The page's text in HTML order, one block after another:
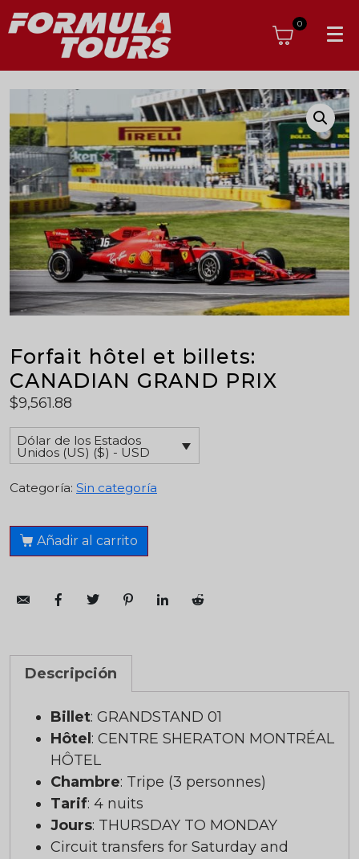
0
Forfait hôtel et billets:
CANADIAN GRAND PRIX
$9,561.88
Dólar de los Estados
Unidos (US) ($) - USD
Categoría: Sin categoría
Añadir al carrito
Descripción
Billet: GRANDSTAND 01
Hôtel : CENTRE SHERATON MONTRÉAL
HÔTEL
Chambre: Tripe (3 personnes)
Tarif: 4 nuits
Jours: THURSDAY TO MONDAY
Circuit transfers for Saturday and